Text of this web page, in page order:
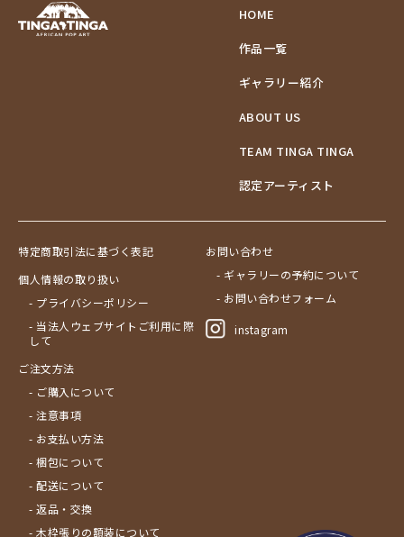
HOME
作品一覧
ギャラリー紹介
ABOUT US
TEAM TINGA TINGA
認定アーティスト
特定商取引法に基づく表記
個人情報の取り扱い
- プライバシーポリシー
- 当法人ウェブサイトご利用に際
して
ご注文方法
- ご購入について
- 注意事項
- お支払い方法
- 梱包について
- 配送について
- 返品・交換
- 木枠張りの額装について
お問い合わせ
- ギャラリーの予約について
- お問い合わせフォーム
instagram